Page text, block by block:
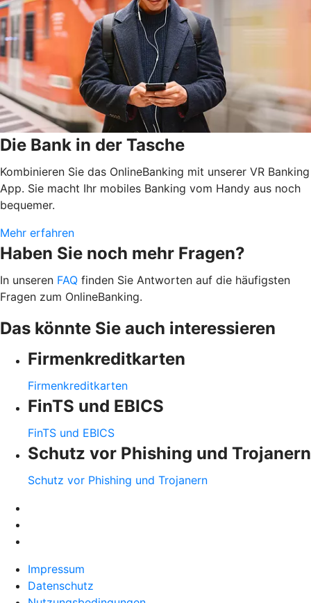
Die Bank in der Tasche
Kombinieren Sie das OnlineBanking mit unserer VR Banking
App. Sie macht Ihr mobiles Banking vom Handy aus noch
bequemer.
Mehr erfahren
Haben Sie noch mehr Fragen?
In unseren FAQ finden Sie Antworten auf die häufigsten
Fragen zum OnlineBanking.
Das könnte Sie auch interessieren
Firmenkreditkarten
Firmenkreditkarten
FinTS und EBICS
FinTS und EBICS
Schutz vor Phishing und Trojanern
Schutz vor Phishing und Trojanern
Impressum
Datenschutz